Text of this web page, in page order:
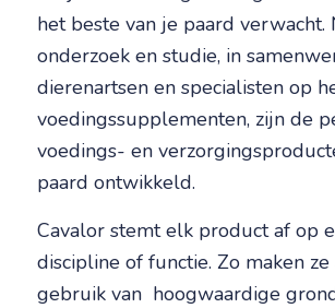
het beste van je paard verwacht.
onderzoek en studie, in
dierenartsen en specialisten op
voedingssupplementen, zijn de
voedings- en
paard ontwikkeld.
Cavalor stemt elk product af op
discipline of functie. Zo maken
gebruik van hoogwaardige